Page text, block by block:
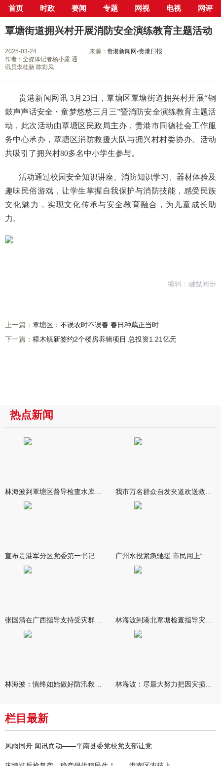
首页 时政 要闻 专题 网视 电视 网评
当前位置： 首页> 新闻中心> 县市区> 覃塘区> 正文
覃塘街道拥兴村开展消防安全演练教育主题活动
2025-03-24 来源：贵港新闻网-贵港日报
作者：全媒体记者杨小露 通
讯员李桂新 陈彩凤
贵港新闻网讯 3月23日，覃塘区覃塘街道拥兴村开展“铜
鼓声声话安全・童梦悠悠三月三”暨消防安全演练教育主题活
动，此次活动由覃塘区民政局主办，贵港市同德社会工作服
务中心承办，覃塘区消防救援大队与拥兴村村委协办。活动
共吸引了拥兴村80多名中小学生参与。
活动通过校园安全知识讲座、消防知识学习、器材体验及
趣味民俗游戏，让学生掌握自我保护与消防技能，感受民族
文化魅力，实现文化传承与安全教育融合，为儿童成长助
力。
编辑：融媒同步
上一篇： 覃塘区：不误农时不误春 春日种藕正当时
下一篇： 樟木镇新签约2个楼房养猪项目 总投资1.21亿元
热点新闻
栏目最新
风雨同舟 闻讯而动——平南县委党校党支部让党